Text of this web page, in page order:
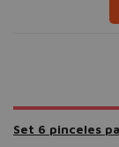
Set 6 pinceles